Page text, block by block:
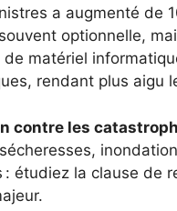
a augmenté de
optionnelle,
matériel
rendant plus aigu
contre les
: étudiez la clause de